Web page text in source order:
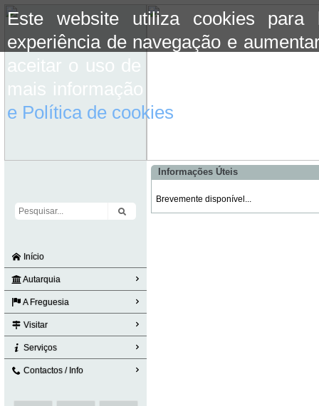
Este website utiliza cookies para
experiência de navegação e
aceitar o uso de cookies basta
mais informação consulte a
e Política de cookies
Início
Autarquia
A Freguesia
Visitar
Serviços
Contactos / Info
Informações Úteis
Brevemente disponível...